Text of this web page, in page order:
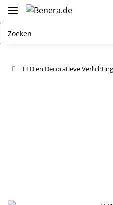
LED en Decoratieve Verlichting